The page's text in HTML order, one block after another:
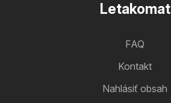
Letakomat
FAQ
Kontakt
Nahlásiť obsah